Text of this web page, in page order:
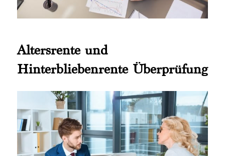
Altersrente und
Hinterbliebenrente Überprüfung